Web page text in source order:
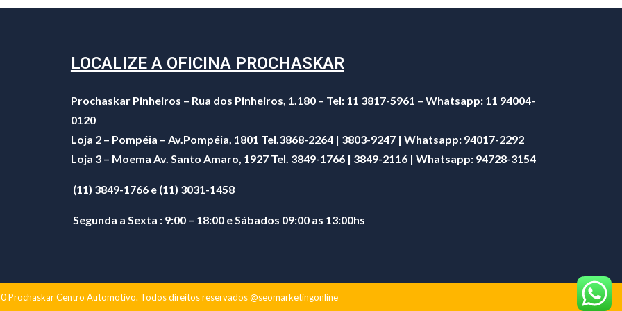
LOCALIZE A OFICINA PROCHASKAR
Prochaskar Pinheiros – Rua dos Pinheiros, 1.180 – Tel: 11 3817-5961 – Whatsapp: 11 94004-
0120
Loja 2 – Pompéia – Av.Pompéia, 1801 Tel.3868-2264 | 3803-9247 | Whatsapp: 94017-2292
Loja 3 – Moema Av. Santo Amaro, 1927 Tel. 3849-1766 | 3849-2116 | Whatsapp: 94728-3154
(11) 3849-1766 e (11) 3031-1458
Segunda a Sexta : 9:00 – 18:00 e Sábados 09:00 as 13:00hs
Prochaskar Centro Automotivo. Todos direitos reservados @seomarketingonline